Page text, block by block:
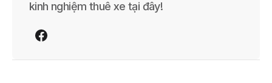
kinh nghiệm thuê xe tại đây!